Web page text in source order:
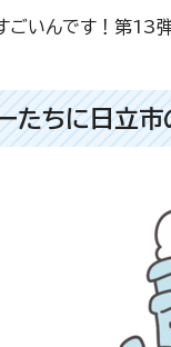
ごいんです！第13
たちに日立市